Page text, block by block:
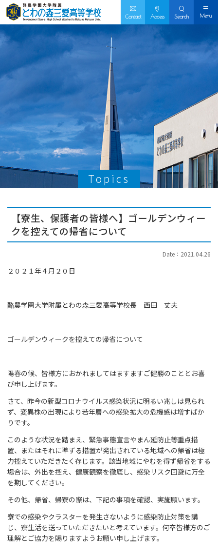
Contact Access Search Menu
Topics
【寮生、保護者の皆様へ】ゴールデンウィー
クを控えての帰省について
Date：2021.04.26
２０２１年４月２０日
酪農学園大学附属とわの森三愛高等学校長 西田 丈夫
ゴールデンウィークを控えての帰省について
陽春の候、皆様方におかれましてはますますご健勝のこととお喜
び申し上げます。
さて、昨今の新型コロナウイルス感染状況に明るい兆しは見られ
ず、変異株の出現により若年層への感染拡大の危機感は増すばか
りです。
このような状況を踏まえ、緊急事態宣言やまん延防止等重点措
置、またはそれに準ずる措置が発出されている地域への帰省は極
力控えていただきたく存じます。該当地域にやむを得ず帰省をする
場合は、外出を控え、健康観察を徹底し、感染リスク回避に万全
を期してください。
その他、帰省、帰寮の際は、下記の事項を確認、実施願います。
寮での感染やクラスターを発生さないように感染防止対策を講
じ、寮生活を送っていただきたいと考えています。何卒皆様方のご
理解とご協力を賜りますようお願い申し上げます。